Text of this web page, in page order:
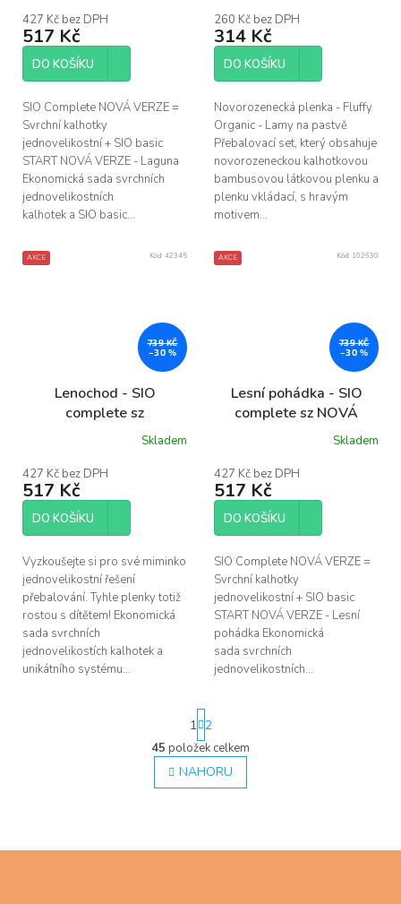
427 Kč bez DPH
517 Kč
DO KOŠÍKU
SIO Complete NOVÁ VERZE =
Svrchní kalhotky
jednovelikostní + SIO basic
START NOVÁ VERZE - Laguna
Ekonomická sada svrchních
jednovelikostních
kalhotek a SIO basic...
260 Kč bez DPH
314 Kč
DO KOŠÍKU
Novorozenecká plenka - Fluffy
Organic - Lamy na pastvě
Přebalovací set, který obsahuje
novorozeneckou kalhotkovou
bambusovou látkovou plenku a
plenku vkládací, s hravým
motivem...
AKCE
739 KČ
–30 %
Lenochod - SIO
complete sz
Skladem
427 Kč bez DPH
517 Kč
DO KOŠÍKU
Vyzkoušejte si pro své miminko
jednovelikostní řešení
přebalování. Tyhle plenky totiž
rostou s dítětem! Ekonomická
sada svrchních
jednovelikostích kalhotek a
unikátního systému...
Kód: 42345 AKCE
739 KČ
–30 %
Lesní pohádka - SIO
complete sz NOVÁ
Skladem
427 Kč bez DPH
517 Kč
DO KOŠÍKU
SIO Complete NOVÁ VERZE =
Svrchní kalhotky
jednovelikostní + SIO basic
START NOVÁ VERZE - Lesní
pohádka Ekonomická
sada svrchních
jednovelikostních...
Kód: 102630
O
v
l
t
r
á
n
k
n
1 2
45 položek celkem
NAHORU